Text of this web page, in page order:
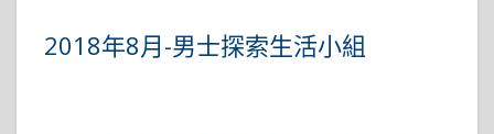
2018年8月-男士探索生活小組